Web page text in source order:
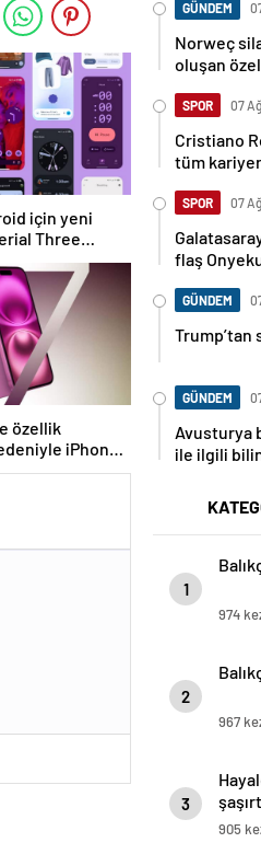
için yeni
Three
özellik
iPhone
GÜNDEM
Norweç
oluşan
SPOR 07
Cristiano
tüm
SPOR 07
flaş
GÜNDEM
Trump’tan
GÜNDEM
Avusturya
ile ilgili
1
974
2
967
3
905